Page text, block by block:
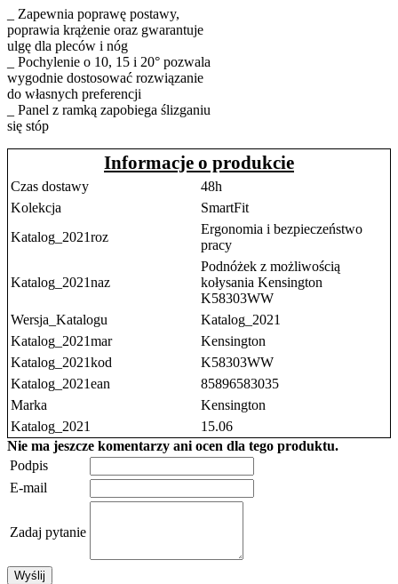
_ Zapewnia poprawę postawy,
poprawia krążenie oraz gwarantuje
ulgę dla pleców i nóg
_ Pochylenie o 10, 15 i 20° pozwala
wygodnie dostosować rozwiązanie
do własnych preferencji
_ Panel z ramką zapobiega ślizganiu
się stóp
Informacje o produkcie
Czas dostawy
48h
Kolekcja
SmartFit
Katalog_2021roz
Ergonomia i bezpieczeństwo
pracy
Katalog_2021naz
Podnóżek z możliwością
kołysania Kensington
K58303WW
Wersja_Katalogu
Katalog_2021
Katalog_2021mar
Kensington
Katalog_2021kod
K58303WW
Katalog_2021ean
85896583035
Marka
Kensington
Katalog_2021
15.06
Nie ma jeszcze komentarzy ani ocen dla tego produktu.
Podpis
E-mail
Zadaj pytanie
Wyślij